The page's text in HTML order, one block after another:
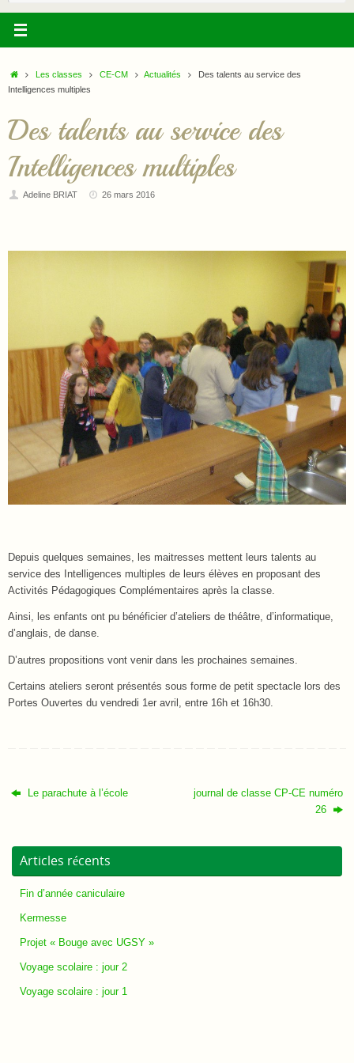
AccueilLes classes CE-CM Actualités
Des talents au service des
Intelligences multiples
Des talents au service des
Intelligences multiples
Adeline BRIAT 26 mars 2016
Depuis quelques semaines, les maitresses mettent leurs talents au
service des Intelligences multiples de leurs élèves en proposant des
Activités Pédagogiques Complémentaires après la classe.
Ainsi, les enfants ont pu bénéficier d’ateliers de théâtre, d’informatique,
d’anglais, de danse.
D’autres propositions vont venir dans les prochaines semaines.
Certains ateliers seront présentés sous forme de petit spectacle lors des
Portes Ouvertes du vendredi 1er avril, entre 16h et 16h30.
Le parachute à l’école
journal de classe CP-CE numéro
26
Articles récents
Fin d’année caniculaire
Kermesse
Projet « Bouge avec UGSY »
Voyage scolaire : jour 2
Voyage scolaire : jour 1